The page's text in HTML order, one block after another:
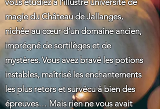
vous étudiez à l’illustre université de
magie du Château de Jallanges,
nichée au cœur d’un domaine ancien,
imprégné de sortilèges et de
mystères. Vous avez bravé les potions
instables, maîtrisé les enchantements
les plus retors et survécu à bien des
épreuves… Mais rien ne vous avait